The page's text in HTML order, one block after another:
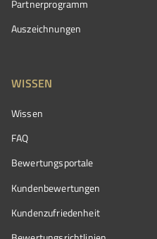
Partnerprogramm
Auszeichnungen
WISSEN
Wissen
FAQ
Bewertungsportale
Kundenbewertungen
Kundenzufriedenheit